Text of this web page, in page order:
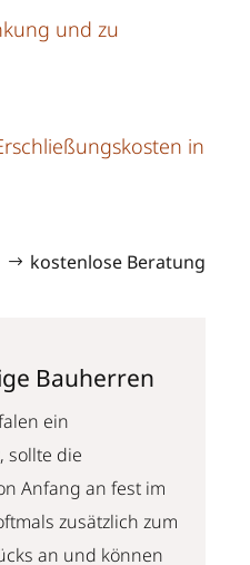
und zu
in
kostenlose Beratung
Bauherren
ein
sollte die
Anfang an fest im
zusätzlich zum
an und können